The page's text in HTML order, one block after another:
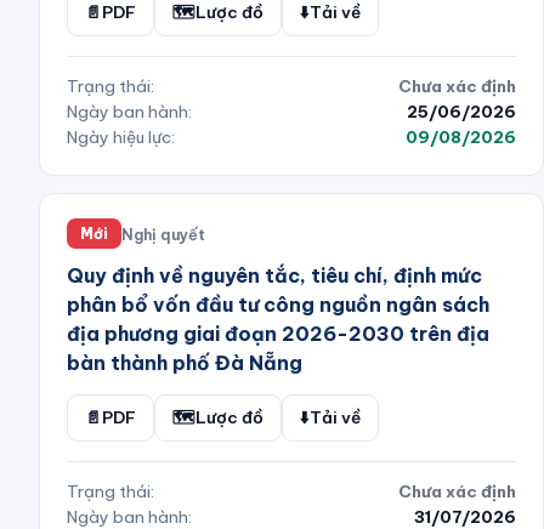
📄 PDF 🗺️Lược đồ ⬇️Tải về
Trạng thái:
Chưa xác định
Ngày ban hành:
25/06/2026
Ngày hiệu lực:
09/08/2026
Mới Nghị quyết
Quy định về nguyên tắc, tiêu chí, định mức
phân bổ vốn đầu tư công nguồn ngân sách
địa phương giai đoạn 2026-2030 trên địa
bàn thành phố Đà Nẵng
📄 PDF 🗺️Lược đồ ⬇️Tải về
Trạng thái:
Chưa xác định
Ngày ban hành:
31/07/2026